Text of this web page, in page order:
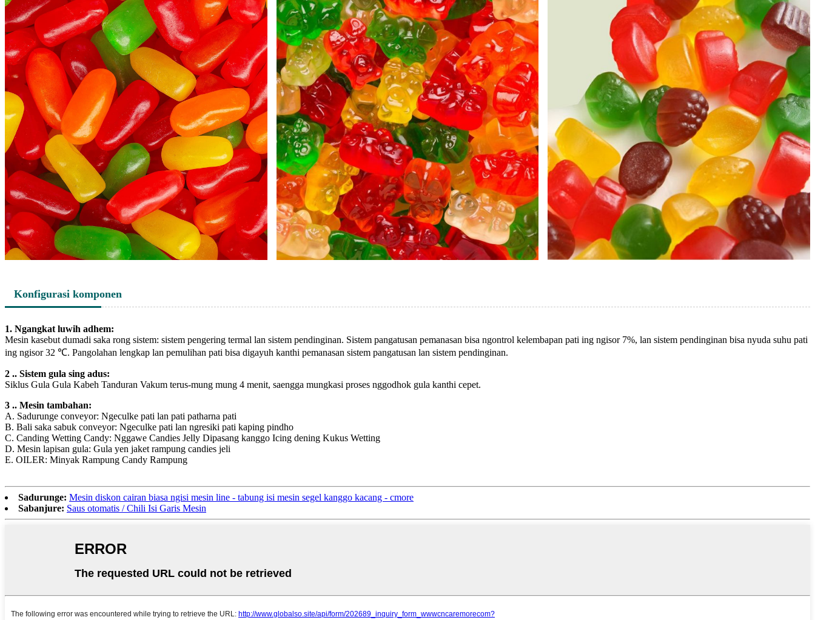
Konfigurasi komponen
1. Ngangkat luwih adhem:
Mesin kasebut dumadi saka rong sistem: sistem pengering termal lan sistem pendinginan. Sistem pangatusan pemanasan bisa ngontrol kelembapan pati ing ngisor 7%, lan sistem pendinginan bisa nyuda suhu pati
ing ngisor 32 ℃. Pangolahan lengkap lan pemulihan pati bisa digayuh kanthi pemanasan sistem pangatusan lan sistem pendinginan.
2 .. Sistem gula sing adus:
Siklus Gula Gula Kabeh Tanduran Vakum terus-mung mung 4 menit, saengga mungkasi proses nggodhok gula kanthi cepet.
3 .. Mesin tambahan:
A. Sadurunge conveyor: Ngeculke pati lan pati patharna pati
B. Bali saka sabuk conveyor: Ngeculke pati lan ngresiki pati kaping pindho
C. Canding Wetting Candy: Nggawe Candies Jelly Dipasang kanggo Icing dening Kukus Wetting
D. Mesin lapisan gula: Gula yen jaket rampung candies jeli
E. OILER: Minyak Rampung Candy Rampung
Sadurunge: Mesin diskon cairan biasa ngisi mesin line - tabung isi mesin segel kanggo kacang - cmore
Sabanjure: Saus otomatis / Chili Isi Garis Mesin